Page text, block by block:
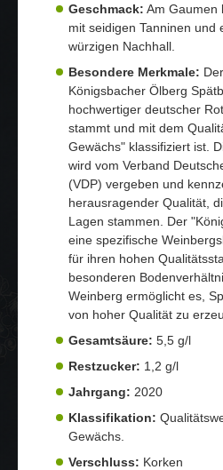
Geschmack: Am Gaumen
mit seidigen Tanninen und
würzigen Nachhall.
Besondere Merkmale:
Königsbacher Ölberg
hochwertiger deutscher
stammt und mit dem
Gewächs" klassifiziert ist.
wird vom Verband
(VDP) vergeben und
herausragender Qualität,
Lagen stammen. Der
eine spezifische
für ihren hohen
besonderen
Weinberg ermöglicht es,
von hoher Qualität zu
Gesamtsäure: 5,5 g/l
Restzucker: 1,2 g/l
Jahrgang: 2020
Klassifikation:
Gewächs.
Verschluss: Korken